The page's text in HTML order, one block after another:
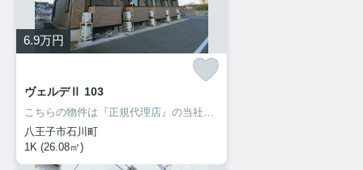
6.9万円
ヴェルデⅡ 103
こちらの物件は『正規代理店』の当社へお問い合わせください！ご来店・お問い合わせをお待ちしてます♪♪
八王子市石川町
1K (26.08㎡)